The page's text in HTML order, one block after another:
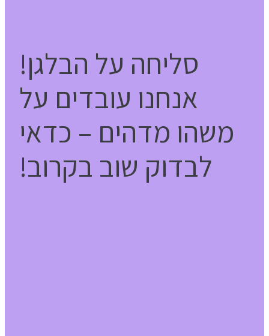
סליחה על הבלגן!
אנחנו עובדים על
משהו מדהים – כדאי
לבדוק שוב בקרוב!